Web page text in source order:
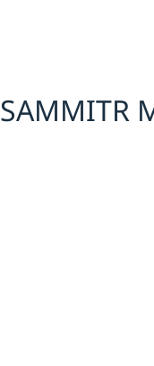
SAMMITR